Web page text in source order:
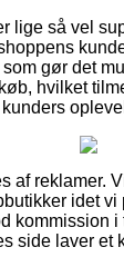
lige så vel
gør det
hvilket
af reklamer.
idet
kommission
side laver et